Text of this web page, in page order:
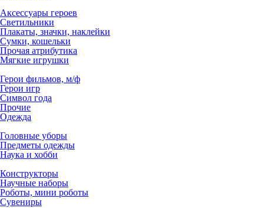
Аксессуары героев
Светильники
Плакаты, значки, наклейки
Сумки, кошельки
Прочая атрибутика
Мягкие игрушки
Герои фильмов, м/ф
Герои игр
Символ года
Прочие
Одежда
Головные уборы
Предметы одежды
Наука и хобби
Конструкторы
Научные наборы
Роботы, мини роботы
Сувениры